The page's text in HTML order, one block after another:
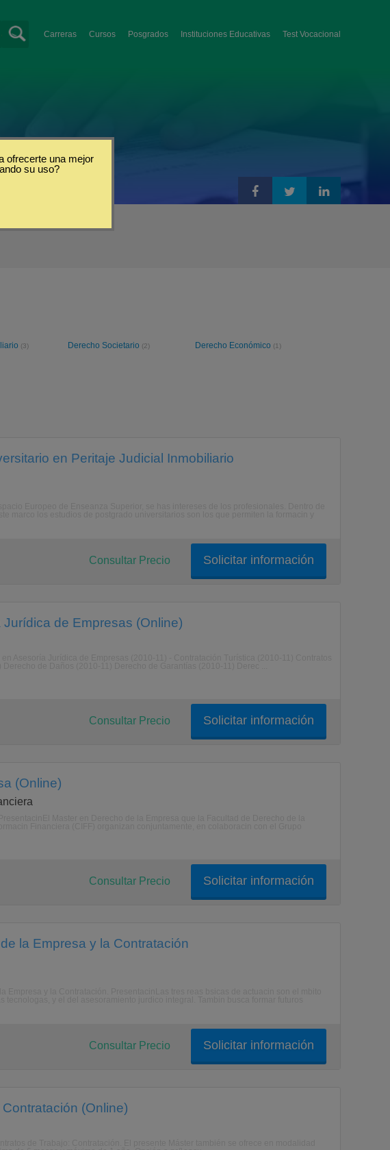
Carreras Cursos Posgrados Instituciones Educativas Test Vocacional
(3) Derecho Societario (2) Derecho Económico (1)
en Peritaje Judicial Inmobiliario
Solicitar información
Consultar Precio
de Empresas (Online)
Solicitar información
Consultar Precio
(Online)
Solicitar información
Consultar Precio
la Empresa y la Contratación
Solicitar información
Consultar Precio
(Online)
ofrecerte una mejor
su uso?